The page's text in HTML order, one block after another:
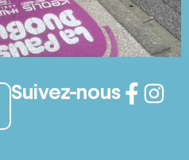
Suivez-nous